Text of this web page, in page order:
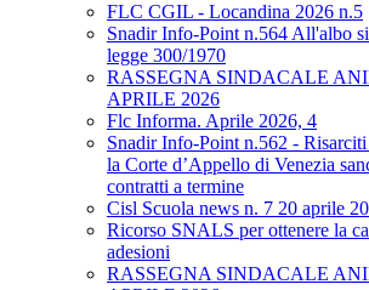
FLC CGIL - Locandina 2026 n.5
Snadir Info-Point n.564 All'albo
legge 300/1970
RASSEGNA SINDACALE
APRILE 2026
Flc Informa. Aprile 2026, 4
Snadir Info-Point n.562 -
la Corte d’Appello di Venezia
contratti a termine
Cisl Scuola news n. 7 20 aprile
Ricorso SNALS per ottenere la
adesioni
RASSEGNA SINDACALE